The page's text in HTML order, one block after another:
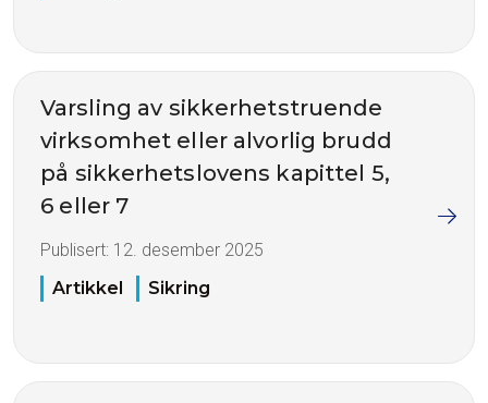
Varsling av sikkerhetstruende
virksomhet eller alvorlig brudd
på sikkerhetslovens kapittel 5,
6 eller 7
Publisert: 12. desember 2025
Artikkel
Sikring